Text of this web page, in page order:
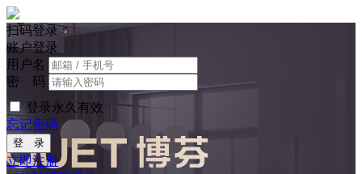
扫码登录
账户登录
用户名
密 码
登录永久有效
忘记密码
登 录
立即注册